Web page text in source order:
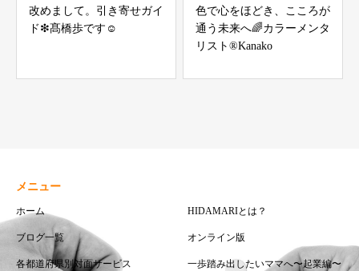
改めまして。引き寄せガイ
ド❇︎髙橋歩です☺︎
色で心をほどき、こころが
通う未来へ🌈カラーメンタ
リスト®Kanako
メニュー
ホーム HIDAMARIとは？
ブログ一覧 オンライン版
各都道府県別対面サービス 一歩踏み出したいママへ〜起業編〜